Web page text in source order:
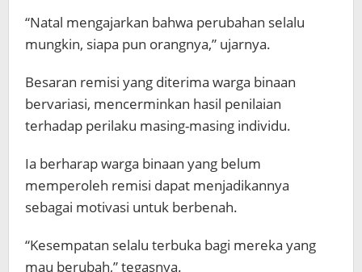
“Natal mengajarkan bahwa perubahan selalu
mungkin, siapa pun orangnya,” ujarnya.
Besaran remisi yang diterima warga binaan
bervariasi, mencerminkan hasil penilaian
terhadap perilaku masing-masing individu.
Ia berharap warga binaan yang belum
memperoleh remisi dapat menjadikannya
sebagai motivasi untuk berbenah.
“Kesempatan selalu terbuka bagi mereka yang
mau berubah,” tegasnya.